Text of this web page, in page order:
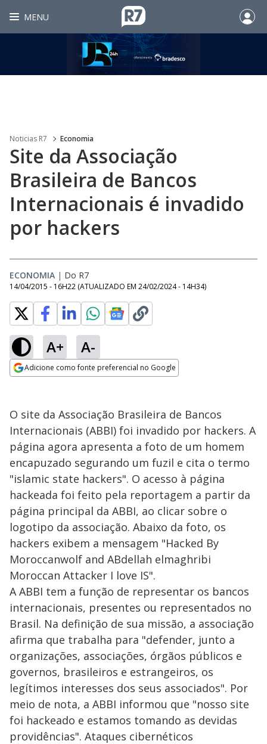
MENU
Noticias R7 Economia
Site da Associação
Brasileira de Bancos
Internacionais é invadido
por hackers
ECONOMIA | Do R7
14/04/2015 - 16H22 (ATUALIZADO EM 24/02/2024 - 14H34)
A+ A-
Adicione como fonte preferencial no Google
O site da Associação Brasileira de Bancos
Internacionais (ABBI) foi invadido por hackers. A
página agora apresenta a foto de um homem
encapuzado segurando um fuzil e cita o termo
"islamic state hackers". O acesso à página
hackeada foi feito pela reportagem a partir da
página principal da ABBI, ao clicar sobre o
logotipo da associação. Abaixo da foto, os
hackers exibem a mensagem "Hacked By
Moroccanwolf and ABdellah elmaghribi
Moroccan Attacker I love IS".
A ABBI tem a função de representar os bancos
internacionais, presentes ou representados no
Brasil. Na definição de sua missão, a associação
afirma que trabalha para "defender, junto a
organizações, associações, órgãos públicos e
governos, brasileiros e estrangeiros, os
legítimos interesses dos seus associados". Por
meio de nota, a ABBI informou que "nosso site
foi hackeado e estamos tomando as devidas
providências". Ataques cibernéticos